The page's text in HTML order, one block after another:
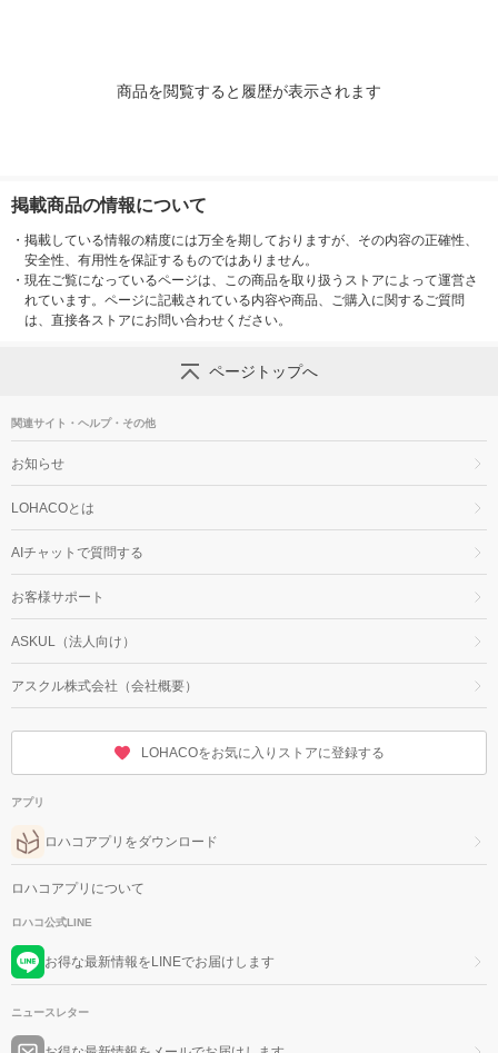
商品を閲覧すると履歴が表示されます
掲載商品の情報について
・ 掲載している情報の精度には万全を期しておりますが、その内容の正確性、
安全性、有用性を保証するものではありません。
・ 現在ご覧になっているページは、この商品を取り扱うストアによって運営さ
れています。ページに記載されている内容や商品、ご購入に関するご質問
は、直接各ストアにお問い合わせください。
ページトップへ
関連サイト・ヘルプ・その他
お知らせ
LOHACOとは
AIチャットで質問する
お客様サポート
ASKUL（法人向け）
アスクル株式会社（会社概要）
LOHACOをお気に入りストアに登録する
アプリ
ロハコアプリをダウンロード
ロハコアプリについて
ロハコ公式LINE
お得な最新情報をLINEでお届けします
ニュースレター